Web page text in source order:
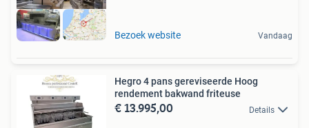
Bezoek website Vandaag
Hegro 4 pans gereviseerde Hoog
rendement bakwand friteuse
€ 13.995,00 Details